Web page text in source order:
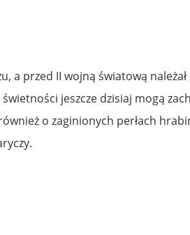
a przed II wojną światową
jeszcze dzisiaj mogą
o zaginionych perłach